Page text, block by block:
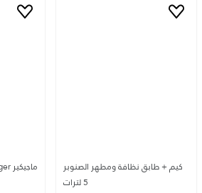
كيم + طابق نظافة ومطهر الصنوبر
5 لترات
ماجيكير All Ganger منظف 5 Liters